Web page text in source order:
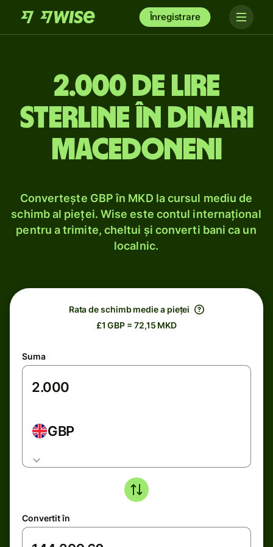
Înregistrare
2.000 de lire
sterline în dinari
macedoneni
Convertește GBP în MKD la cursul mediu de
schimb al pieței. Wise este contul internațional
pentru a trimite, cheltui și converti bani ca un
localnic.
Rata de schimb medie a pieței
£1 GBP = 72,15 MKD
Suma
GBP
Convertit în